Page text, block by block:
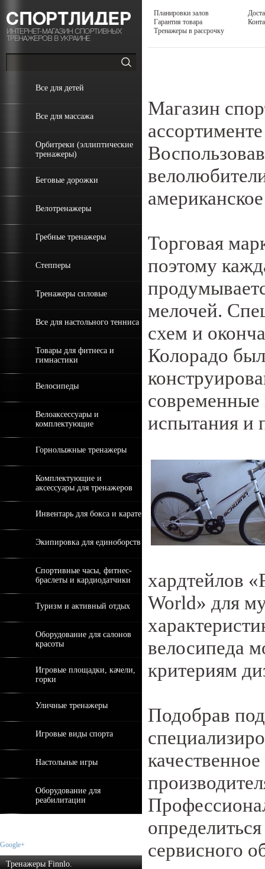
Все для детей
Все для массажа
Орбитреки (эллиптические
тренажеры)
Беговые дорожки
Велотренажеры
Гребные тренажеры
Степперы
Тренажеры силовые
Все для настольного тенниса
Товары для фитнеса и
гимнастики
Велосипеды
Велоаксессуары и
комплектующие
Горнолыжные тренажеры
Комплектующие и
аксессуары для тренажеров
Инвентарь для бокса и карате
Экипировка для единоборств
Спортивные часы, фитнес-
браслеты и кардиодатчики
Туризм и активный отдых
Оборудование для салонов
красоты
Игровые площадки, качели,
горки
Уличные тренажеры
Игровые виды спорта
Настольные игры
Оборудование для
реабилитации
Google+
Тренажеры Finnlo.
Планировки залов
Гарантия товара
Тренажеры в рассрочку
Магазин
Торговая
поэтому
мелочей.
схем и
Колорадо
современные
испытания и
хардтейлов
World» для
велосипеда
критериям
Подобрав
сервисного